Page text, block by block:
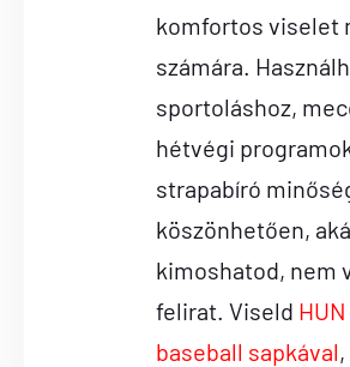
komfortos viselet
számára.
sportoláshoz,
hétvégi
strapabíró
köszönhetően,
kimoshatod, nem
felirat. Viseld
baseball sapkával